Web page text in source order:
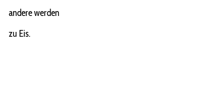
andere werden
zu Eis.